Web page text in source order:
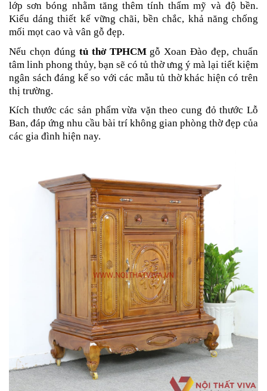
lớp sơn bóng nhằm tăng thêm tính thẩm mỹ và độ bền.
Kiểu dáng thiết kế vững chãi, bền chắc, khả năng chống
mối mọt cao và vân gỗ đẹp.
Nếu chọn đúng tủ thờ TPHCMgỗ Xoan Đào đẹp, chuẩn
tâm linh phong thủy, bạn sẽ có tủ thờ ưng ý mà lại tiết kiệm
ngân sách đáng kể so với các mẫu tủ thờ khác hiện có trên
thị trường.
Kích thước các sản phẩm vừa vặn theo cung đỏ thước Lỗ
Ban, đáp ứng nhu cầu bài trí không gian phòng thờ đẹp của
các gia đình hiện nay.